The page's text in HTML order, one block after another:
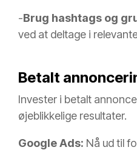
-Brug hashtags og
ved at deltage i
Betalt
Invester i betalt
øjeblikkelige resultater.
Google Ads: Nå ud til